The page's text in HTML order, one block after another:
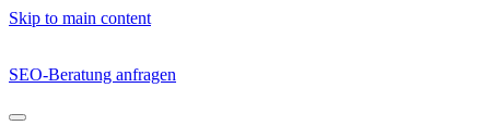
Skip to main content
SEO-Beratung anfragen